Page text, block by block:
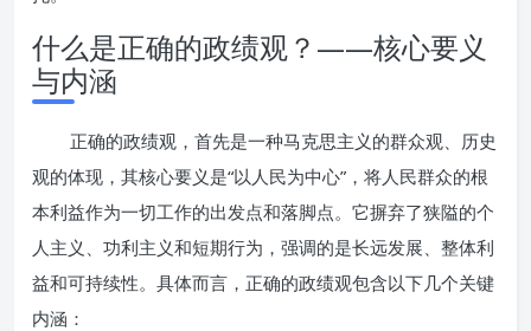
什么是正确的政绩观？——核心要义
与内涵
正确的政绩观，首先是一种马克思主义的群众观、历史
观的体现，其核心要义是“以人民为中心”，将人民群众的根
本利益作为一切工作的出发点和落脚点。它摒弃了狭隘的个
人主义、功利主义和短期行为，强调的是长远发展、整体利
益和可持续性。具体而言，正确的政绩观包含以下几个关键
内涵：